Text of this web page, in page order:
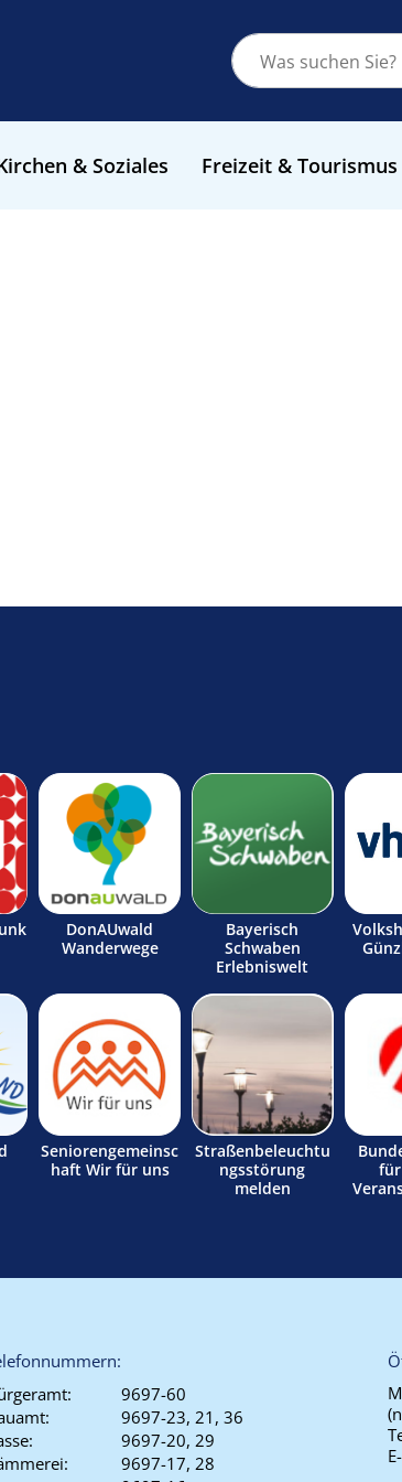
& Soziales Freizeit & Tourismus
DonAUwald
Wanderwege
Bayerisch
Schwaben
Erlebniswelt
Seniorengemeinsc
haft Wir für uns
Straßenbeleuchtu
ngsstörung
melden
9697-60
9697-23, 21, 36
9697-20, 29
9697-17, 28